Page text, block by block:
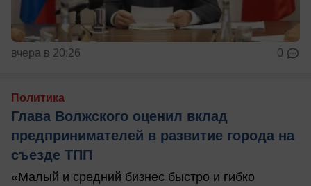
вчера в 20:26 0
Политика
Глава Волжского оценил вклад
предпринимателей в развитие города на
съезде ТПП
«Малый и средний бизнес быстро и гибко